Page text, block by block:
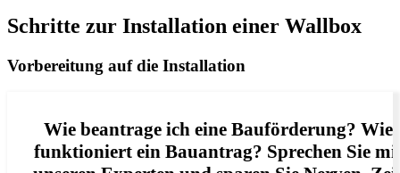
Schritte zur Installation einer Wallbox
Vorbereitung auf die Installation
Wie beantrage ich eine Bauförderung? Wie
funktioniert ein Bauantrag? Sprechen Sie